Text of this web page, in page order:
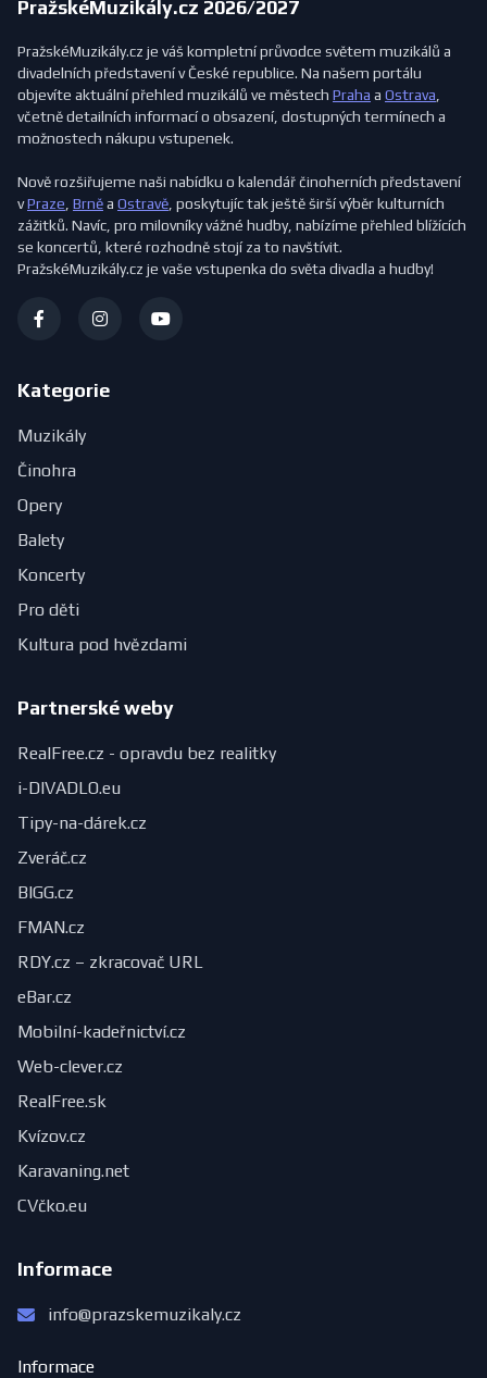
PražskéMuzikály.cz 2026/2027
PražskéMuzikály.cz je váš kompletní průvodce světem muzikálů a
divadelních představení v České republice. Na našem portálu
objevíte aktuální přehled muzikálů ve městech Praha a Ostrava,
včetně detailních informací o obsazení, dostupných termínech a
možnostech nákupu vstupenek.
Nově rozšiřujeme naši nabídku o kalendář činoherních představení
vPraze, Brněa Ostravě, poskytujíc tak ještě širší výběr kulturních
zážitků. Navíc, pro milovníky vážné hudby, nabízíme přehled blížících
se koncertů, které rozhodně stojí za to navštívit.
PražskéMuzikály.cz je vaše vstupenka do světa divadla a hudby!
Kategorie
Muzikály
Činohra
Opery
Balety
Koncerty
Pro děti
Kultura pod hvězdami
Partnerské weby
RealFree.cz - opravdu bez realitky
i-DIVADLO.eu
Tipy-na-dárek.cz
Zveráč.cz
BIGG.cz
FMAN.cz
RDY.cz – zkracovač URL
eBar.cz
Mobilní-kadeřnictví.cz
Web-clever.cz
RealFree.sk
Kvízov.cz
Karavaning.net
CVčko.eu
Informace
info@prazskemuzikaly.cz
Informace